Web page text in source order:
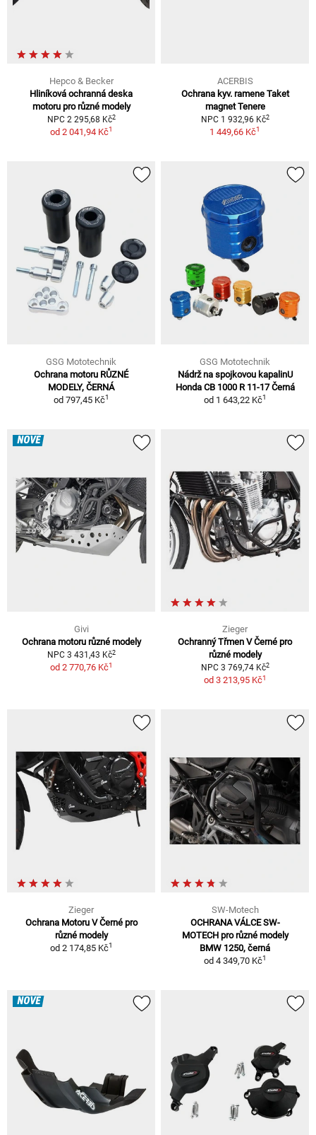
Hepco & Becker
Hliníková ochranná deska
motoru pro různé modely
NPC 2 295,68 Kč2
od 2 041,94 Kč1
ACERBIS
Ochrana kyv. ramene Taket
magnet Tenere
NPC 1 932,96 Kč2
1 449,66 Kč1
GSG Mototechnik
Ochrana motoru RŮZNÉ
MODELY, ČERNÁ
od 797,45 Kč1
GSG Mototechnik
Nádrž na spojkovou kapalinU
Honda CB 1000 R 11-17 Černá
od 1 643,22 Kč1
NOVÉ
Givi
Ochrana motoru různé modely
NPC 3 431,43 Kč2
od 2 770,76 Kč1
Zieger
Ochranný Třmen V Černé pro
různé modely
NPC 3 769,74 Kč2
od 3 213,95 Kč1
Zieger
Ochrana Motoru V Černé pro
různé modely
od 2 174,85 Kč1
SW-Motech
OCHRANA VÁLCE SW-
MOTECH pro různé modely
BMW 1250, černá
od 4 349,70 Kč1
NOVÉ